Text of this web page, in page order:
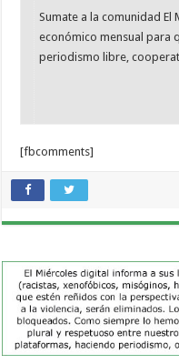
Sumate a la comunidad
económico mensual para
periodismo libre,
[fbcomments]